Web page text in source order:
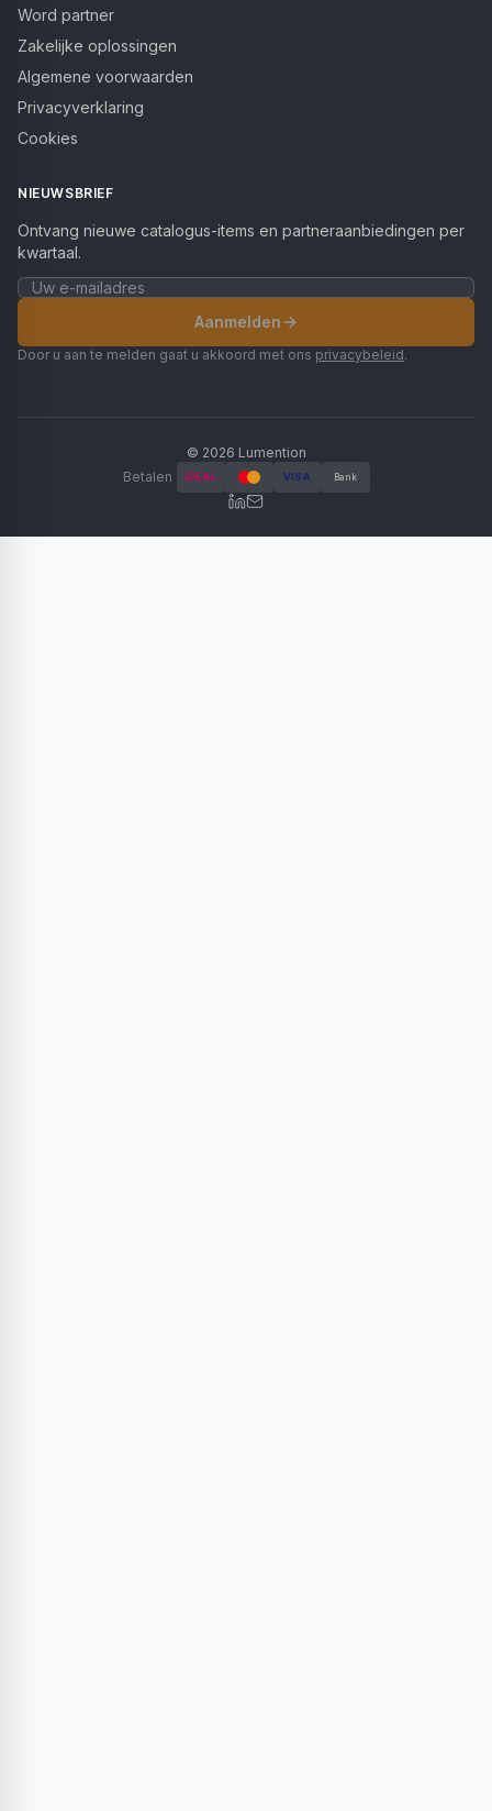
Word partner
Zakelijke oplossingen
Algemene voorwaarden
Privacyverklaring
Cookies
NIEUWSBRIEF
Ontvang nieuwe catalogus-items en partneraanbiedingen per
kwartaal.
Aanmelden
Door u aan te melden gaat u akkoord met ons privacybeleid.
© 2026 Lumention
Betalen
iDEAL VISA Bank